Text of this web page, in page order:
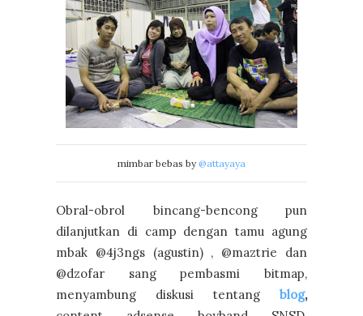
mimbar bebas by@attayaya
Obral-obrol bincang-bencong pun
dilanjutkan di camp dengan tamu agung
mbak @4j3ngs (agustin) , @maztrie dan
@dzofar sang pembasmi bitmap,
menyambung diskusi tentang blog,